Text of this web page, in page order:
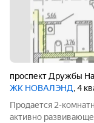
проспект Дружбы
ЖК НОВАЛЭНД, 4
Продаетcя 2-
активно